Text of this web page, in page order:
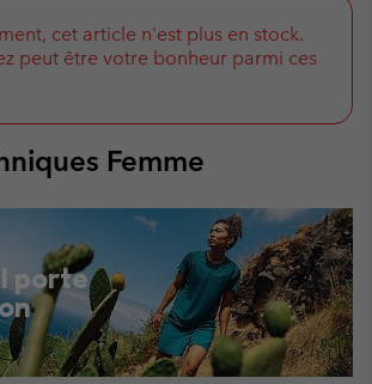
cet article n'est plus en stock.
peut être votre bonheur parmi ces
Femme
porte